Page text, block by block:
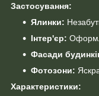
Застосування:
Ялинки:
Інтер'єр:
Фасади
Фотозони:
Характеристики: